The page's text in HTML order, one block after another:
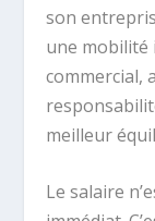
son
une mobilité
commercial,
meilleur
Le salaire